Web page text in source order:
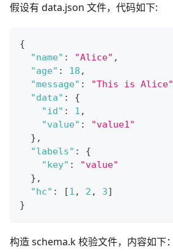
假设有 data.json 文件，代码如下:
{
"name" : "Alice" ,
"age" : 18 ,
"message" : "This is Alice"
"data" :
{
"id" : 1 ,
"value" :
"value1"
} ,
"labels" :
{
"key" :
"value"
} ,
"hc" : [1 , 2 , 3]
}
构造 schema.k 校验文件，内容如下：